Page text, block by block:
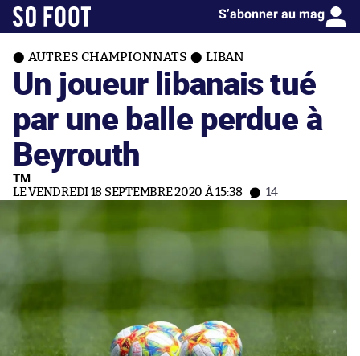
S’abonner au mag
AUTRES CHAMPIONNATS LIBAN
Un joueur libanais tué
par une balle perdue à
Beyrouth
TM
LE VENDREDI 18 SEPTEMBRE 2020 À 15:38 14